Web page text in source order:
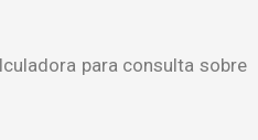
para consulta sobre